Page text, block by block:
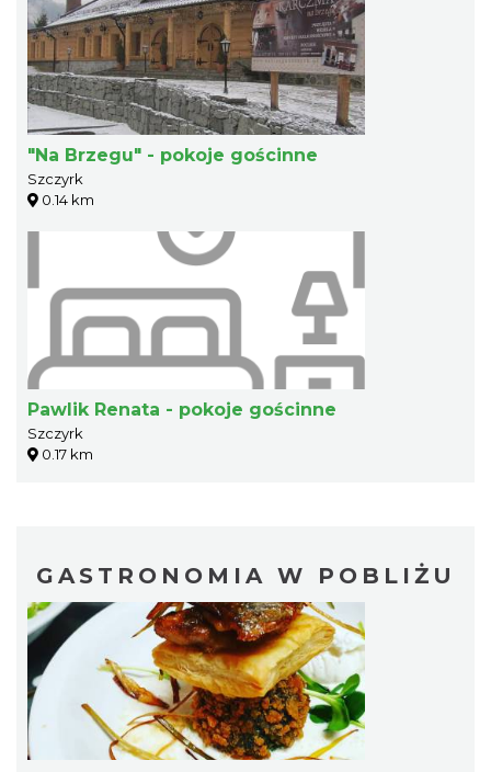
"Na Brzegu" - pokoje gościnne
Szczyrk
0.14 km
Pawlik Renata - pokoje gościnne
Szczyrk
0.17 km
GASTRONOMIA W POBLIŻU